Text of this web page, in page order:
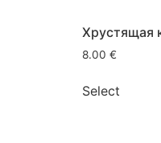
Хрустящая
8.00 €
Select